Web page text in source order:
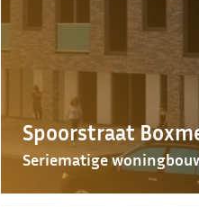
Spoorstraat
Seriematige